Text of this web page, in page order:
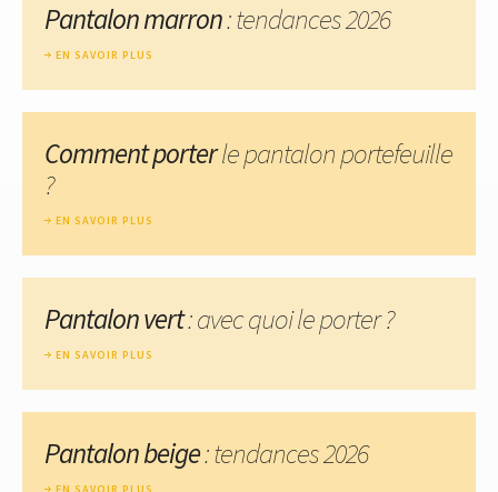
Pantalon marron: tendances 2026
EN SAVOIR PLUS
Comment porterle pantalon portefeuille
?
EN SAVOIR PLUS
Pantalon vert: avec quoi le porter ?
EN SAVOIR PLUS
Pantalon beige: tendances 2026
EN SAVOIR PLUS